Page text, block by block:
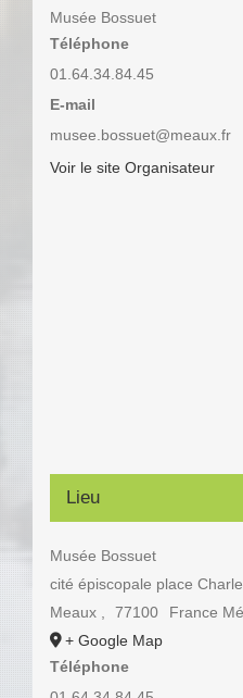
Musée Bossuet
Téléphone
01.64.34.84.45
E-mail
musee.bossuet@meaux.fr
Voir le site Organisateur
Lieu
Musée Bossuet
cité épiscopale place
Meaux
77100
France
+ Google Map
Téléphone